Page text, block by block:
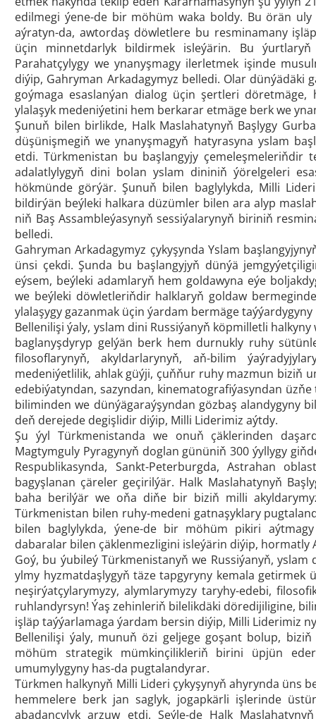
edilmegi ýene-de bir möhüm waka boldy. Bu örän
aýratyn-da, awtordaş döwletlere bu resminamany
üçin minnetdarlyk bildirmek isleýärin. Bu
Parahatçylygy we ynanyşmagy ilerletmek işinde
diýip, Gahryman Arkadagymyz belledi. Olar dünýädäki
goýmaga esaslanýan dialog üçin şertleri
ylalaşyk medeniýetini hem berkarar etmäge berk we
Şunuň bilen birlikde, Halk Maslahatynyň Başlygy
düşünişmegiň we ynanyşmagyň hatyrasyna yslam
etdi. Türkmenistan bu başlangyjy çemeleşmeleriňdir
adalatlylygyň dini bolan yslam dininiň ýörelgeleri
hökmünde görýär. Şunuň bilen baglylykda, Milli
bildirýän beýleki halkara düzümler bilen ara alyp
niň Baş Assambleýasynyň sessiýalarynyň biriniň
belledi.
Gahryman Arkadagymyz çykyşynda Yslam
ünsi çekdi. Şunda bu başlangyjyň dünýä
eýsem, beýleki adamlaryň hem goldawyna eýe
we beýleki döwletleriňdir halklaryň goldaw
ylalaşygy gazanmak üçin ýardam bermäge
Bellenilişi ýaly, yslam dini Russiýanyň köpmilletli
baglanyşdyryp gelýän berk hem durnukly ruhy
filosoflarynyň, akyldarlarynyň, aň-bilim
medeniýetlilik, ahlak güýji, çuňňur ruhy mazmun biziň
edebiýatyndan, sazyndan, kinematografiýasyndan
biliminden we dünýägaraýşyndan gözbaş alandygyny
deň derejede degişlidir diýip, Milli Liderimiz aýtdy.
Şu ýyl Türkmenistanda we onuň çäklerinden
Magtymguly Pyragynyň doglan gününiň 300 ýyllygy
Respublikasynda, Sankt-Peterburgda, Astrahan
bagyşlanan çäreler geçirilýär. Halk Maslahatynyň
baha berilýär we oňa diňe bir biziň milli
Türkmenistan bilen ruhy-medeni gatnaşyklary
bilen baglylykda, ýene-de bir möhüm pikiri
dabaralar bilen çäklenmezligini isleýärin diýip, hormatly
Goý, bu ýubileý Türkmenistanyň we Russiýanyň,
ylmy hyzmatdaşlygyň täze tapgyryny kemala getirmek
neşirýatçylarymyzy, alymlarymyzy taryhy-edebi,
ruhlandyrsyn! Ýaş zehinleriň bilelikdäki döredijiligine,
işläp taýýarlamaga ýardam bersin diýip, Milli Liderimiz
Bellenilişi ýaly, munuň özi geljege goşant bolup,
möhüm strategik mümkinçilikleriň birini üpjün
umumylygyny has-da pugtalandyrar.
Türkmen halkynyň Milli Lideri çykyşynyň ahyrynda üns
hemmelere berk jan saglyk, jogapkärli işlerinde
abadançylyk arzuw etdi. Şeýle-de Halk